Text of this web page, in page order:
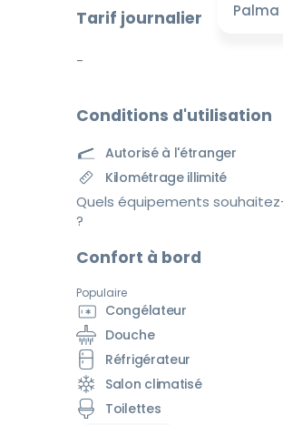
Palma
Tarif journalier
-
Conditions d'utilisation
Autorisé à l'étranger
Kilométrage illimité
Quels équipements
?
Confort à bord
Populaire
Congélateur
Douche
Réfrigérateur
Salon climatisé
Toilettes